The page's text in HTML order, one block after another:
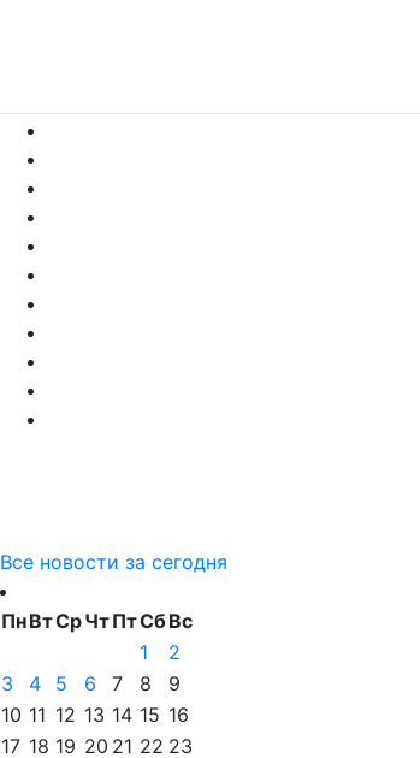
Все новости за сегодня
ПнВтСрЧтПтСбВс
1
2
3
4 5 6 7 8
9
10 11 12 13 14 15 16
17 18 19 20 21 22 23